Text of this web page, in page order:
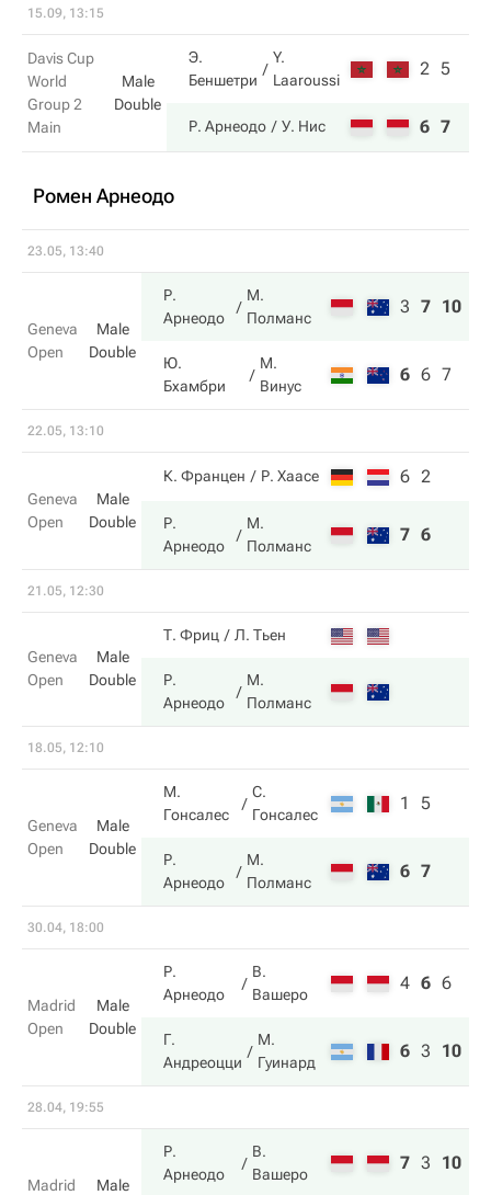
15.09, 13:15
Davis Cup
World
Group 2
Main
Male
Double
Э.
Беншетри
Y.
Laaroussi
2 5
Р. Арнеодо У. Нис 6 7
Ромен Арнеодо
23.05, 13:40
Geneva
Open
Male
Double
Р.
Арнеодо
М.
Полманс
3 7 10
Ю.
Бхамбри
М.
Винус
6 6 7
22.05, 13:10
Geneva
Open
Male
Double
К. Францен Р. Хаасе 6 2
Р.
Арнеодо
М.
Полманс
7 6
21.05, 12:30
Geneva
Open
Male
Double
Т. Фриц Л. Тьен
Р.
Арнеодо
М.
Полманс
18.05, 12:10
Geneva
Open
Male
Double
М.
Гонсалес
С.
Гонсалес
1 5
Р.
Арнеодо
М.
Полманс
6 7
30.04, 18:00
Madrid
Open
Male
Double
Р.
Арнеодо
В.
Вашеро
4 6 6
Г.
Андреоцци
М.
Гуинард
6 3 10
28.04, 19:55
Madrid
Male
Р.
Арнеодо
В.
Вашеро
7 3 10